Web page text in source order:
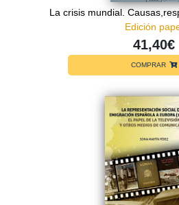
La crisis mundial.
Edición
41,40€
COMPRAR